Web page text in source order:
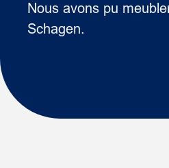
Nous avons pu
Schagen.